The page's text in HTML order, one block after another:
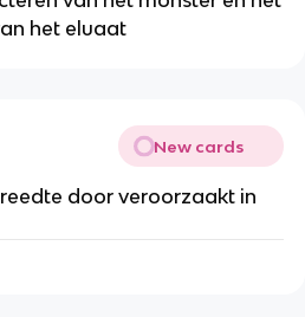
het eluaat
New cards
door veroorzaakt in